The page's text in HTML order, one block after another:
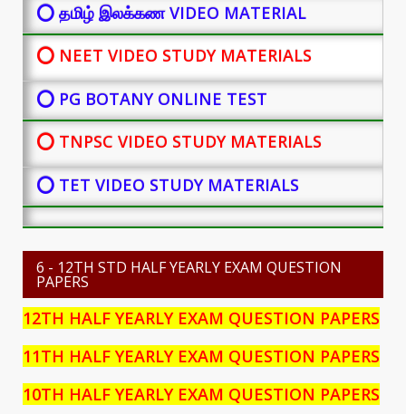
⭕ தமிழ் இலக்கண VIDEO MATERIAL
⭕ NEET VIDEO STUDY MATERIALS
⭕ PG BOTANYONLINE TEST
⭕ TNPSC VIDEO STUDY MATERIALS
⭕ TET VIDEO STUDY MATERIALS
6 - 12TH STD HALF YEARLY EXAM QUESTION
PAPERS
12TH HALF YEARLY EXAM QUESTION PAPERS
11TH HALF YEARLY EXAM QUESTION PAPERS
10TH HALF YEARLY EXAM QUESTION PAPERS